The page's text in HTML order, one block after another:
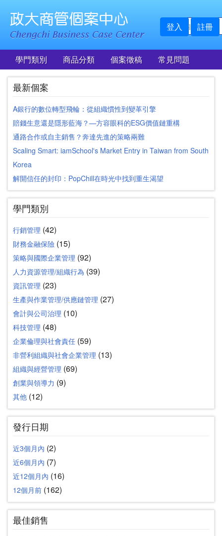
登入 註冊
學門類別 商品分類 個案徵稿 常見問題
最新個案
A銀行的數位轉型飛輪：從組織慣性到變革引擎
賠錢生意還是隱形藍海？—方容眼科的ESG價值鏈重構
通路合作或自主銷售？奔達先進的策略兩難
Scaling Smart: iamSchool's Market Entry in Taiwan from South
Korea
解開信任的封印：PopChill在時光中找到重生渴望
學門類別
行銷管理 (42)
財務金融保險 (15)
策略與國際企業管理 (92)
人力資源管理/組織行為 (39)
資訊管理 (23)
生產與作業管理/供應鏈管理 (27)
會計與公司治理 (10)
科技管理 (48)
企業倫理與社會責任 (59)
非營利組織與社會企業管理 (13)
組織與經營管理 (69)
創業與領導力 (9)
其他 (12)
發行日期
近3個月內 (2)
近6個月內 (7)
近12個月內 (16)
12個月前 (162)
最佳銷售